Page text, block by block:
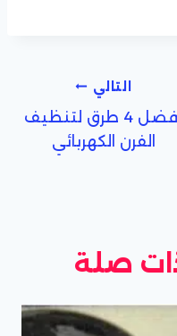
التالي
أفضل 4 طرق لتنظيف
الفرن الكهربائي
صلة